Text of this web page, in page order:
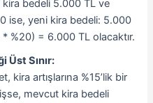
kira bedeli 5.000 TL ve
ise, yeni kira bedeli: 5.000
%20) = 6.000 TL olacaktır.
Üst Sınır:
kira artışlarına %15’lik bir
mevcut kira bedeli